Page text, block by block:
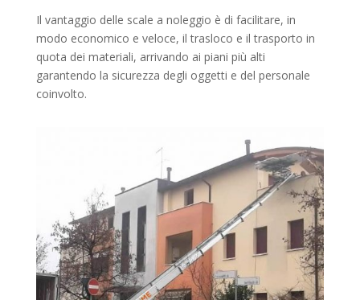
Il vantaggio delle scale a noleggio è di facilitare, in
modo economico e veloce, il trasloco e il trasporto in
quota dei materiali, arrivando ai piani più alti
garantendo la sicurezza degli oggetti e del personale
coinvolto.